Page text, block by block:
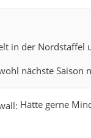
in der
nächste Saison
Hätte gerne